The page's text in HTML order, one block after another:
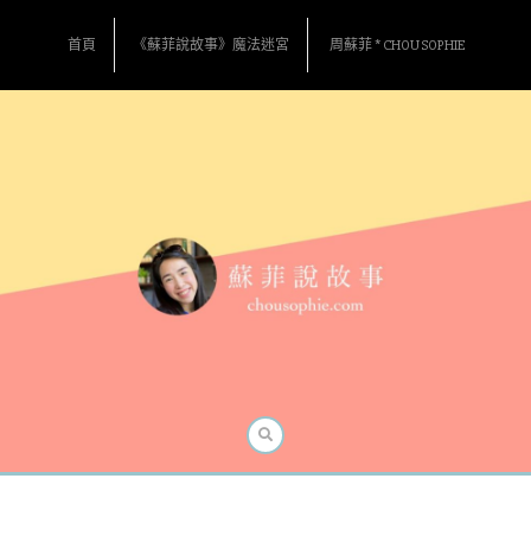
首頁 《蘇菲說故事》魔法迷宮 周蘇菲 * CHOU SOPHIE